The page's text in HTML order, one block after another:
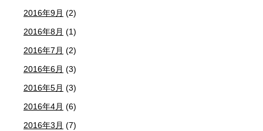
2016年9月 (2)
2016年8月 (1)
2016年7月 (2)
2016年6月 (3)
2016年5月 (3)
2016年4月 (6)
2016年3月 (7)